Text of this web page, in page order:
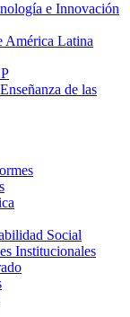
e Innovación
América Latina
de las
Social
Institucionales